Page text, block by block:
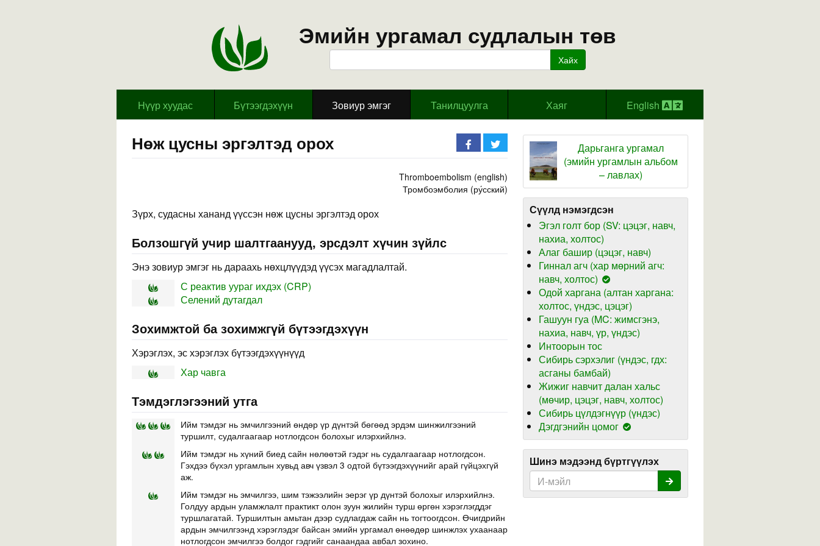
Эмийн ургамал судлалын төв
Хайх
Hүүр хуудас Бүтээгдэхүүн Зовиур эмгэг Танилцуулга Хаяг English
Нөж цусны эргэлтэд орох
Thromboembolism (english)
Тромбоэмболия (ру́сский)
Зүрх, судасны хананд үүссэн нөж цусны эргэлтэд орох
Болзошгүй учир шалтгаанууд, эрсдэлт хүчин зүйлс
Энэ зовиур эмгэг нь дараахь нөхцлүүдэд үүсэх магадлалтай.
С реактив уураг ихдэх (CRP)
Селений дутагдал
Зохимжтой ба зохимжгүй бүтээгдэхүүн
Хэрэглэх, эс хэрэглэх бүтээгдэхүүнүүд
Хар чавга
Тэмдэглэгээний утга
Ийм тэмдэг нь эмчилгээний өндөр үр дүнтэй бөгөөд эрдэм шинжилгээний
туршилт, судалгаагаар нотлогдсон болохыг илэрхийлнэ.
Ийм тэмдэг нь хүний биед сайн нөлөөтэй гэдэг нь судалгаагаар нотлогдсон.
Гэхдээ бүхэл ургамлын хувьд авч үзвэл 3 одтой бүтээгдэхүүнийг арай гүйцэхгүй
аж.
Ийм тэмдэг нь эмчилгээ, шим тэжээлийн эерэг үр дүнтэй болохыг илэрхийлнэ.
Голдуу ардын уламжлалт практикт олон зуун жилийн турш өргөн хэрэглэгддэг
туршлагатай. Туршилтын амьтан дээр судлагдаж сайн нь тогтоогдсон. Өчигдрийн
ардын эмчилгээнд хэрэглэдэг байсан эмийн ургамал өнөөдөр шинжлэх ухаанаар
нотлогдсон эмчилгээ болдог гэдгийг санаандаа авбал зохино.
Дарьганга ургамал
(эмийн ургамлын альбом
– лавлах)
Сүүлд нэмэгдсэн
Эгэл голт бор (SV: цэцэг, навч,
нахиа, холтос)
Алаг башир (цэцэг, навч)
Гиннал агч (хар мөрний агч:
навч, холтос)
Одой харгана (алтан харгана:
холтос, үндэс, цэцэг)
Гашуун гуа (MC: жимсгэнэ,
нахиа, навч, үр, үндэс)
Интоорын тос
Сибирь сэрхэлиг (үндэс, гдх:
асганы бамбай)
Жижиг навчит далан хальс
(мөчир, цэцэг, навч, холтос)
Сибирь цүлдэгнүүр (үндэс)
Дэгдгэнийн цомог
Шинэ мэдээнд бүртгүүлэх